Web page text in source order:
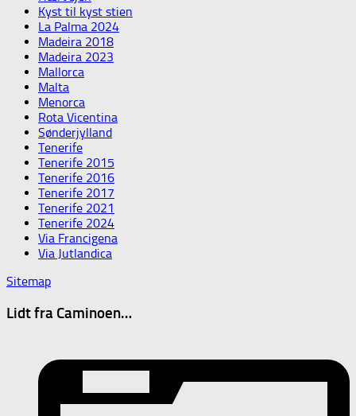
Kyst til kyst stien
La Palma 2024
Madeira 2018
Madeira 2023
Mallorca
Malta
Menorca
Rota Vicentina
Sønderjylland
Tenerife
Tenerife 2015
Tenerife 2016
Tenerife 2017
Tenerife 2021
Tenerife 2024
Via Francigena
Via Jutlandica
Sitemap
Lidt fra Caminoen…